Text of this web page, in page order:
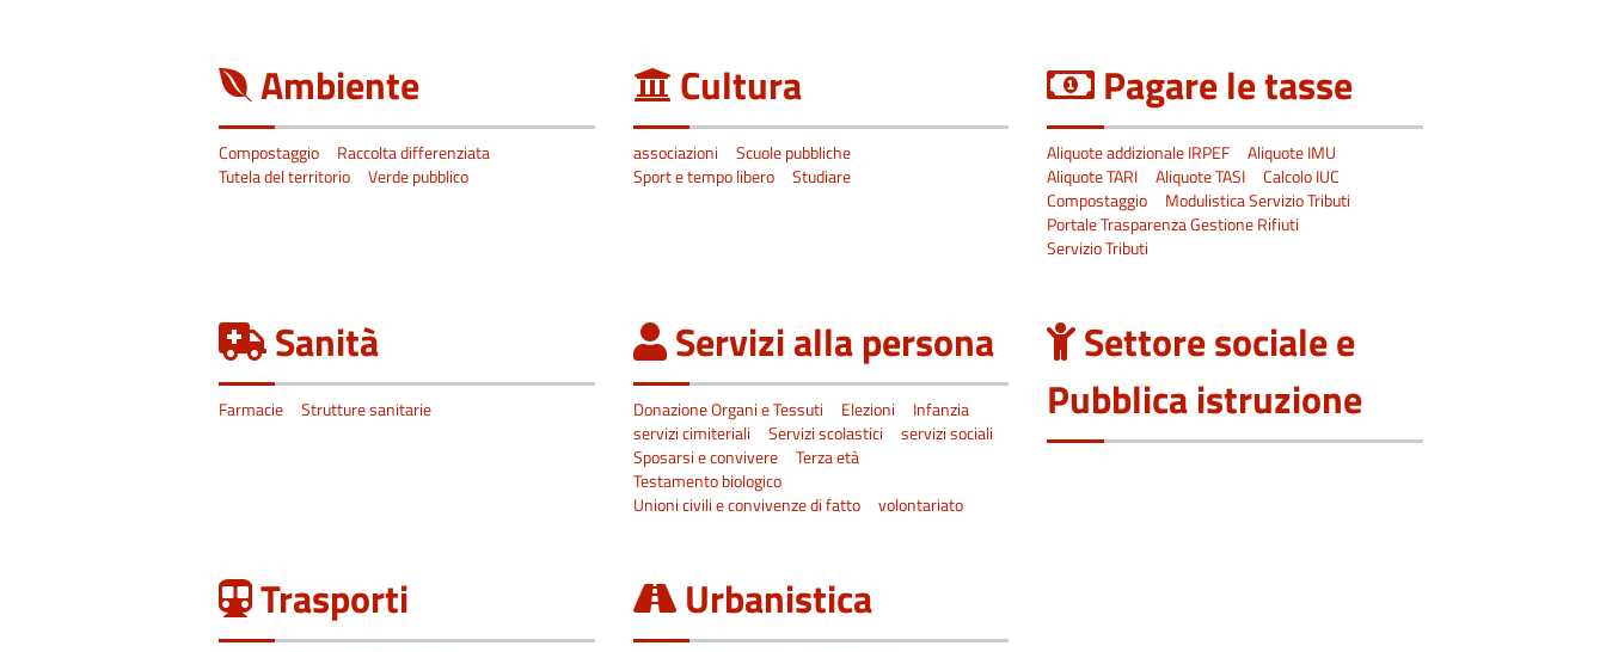
Ambiente
Compostaggio
Raccolta differenziata
Tutela del territorio
Verde pubblico
Cultura
associazioni
Scuole pubbliche
Sport e tempo libero
Studiare
Pagare le tasse
Aliquote addizionale IRPEF
Aliquote IMU
Aliquote TARI
Aliquote TASI
Calcolo IUC
Compostaggio
Modulistica Servizio Tributi
Portale Trasparenza Gestione Rifiuti
Servizio Tributi
Sanità
Farmacie Strutture sanitarie
Servizi alla persona
Donazione Organi e Tessuti Elezioni
Infanzia
servizi cimiteriali
Servizi scolastici
servizi sociali
Sposarsi e convivere
Terza età
Testamento biologico
Unioni civili e convivenze di fatto
volontariato
Settore sociale e
Pubblica istruzione
Trasporti Urbanistica